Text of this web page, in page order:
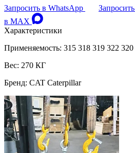
Запросить в WhatsApp
в MAX
Характеристики
Применяемость: 315 318 319 322 320
Вес: 270 КГ
Бренд: CAT Caterpillar